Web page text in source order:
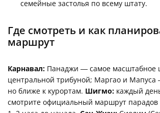
семейные застолья по всему штату.
Где смотреть и как
маршрут
Карнавал: Панаджи — самое масштабное
центральной трибуной; Маргао и Мапуса
но ближе к курортам. Шигмо: каждый
смотрите официальный маршрут парадов